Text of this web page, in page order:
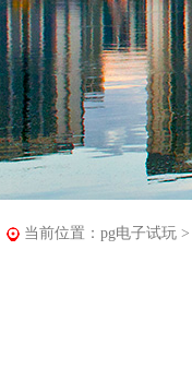
当前位置： pg电子试玩 >